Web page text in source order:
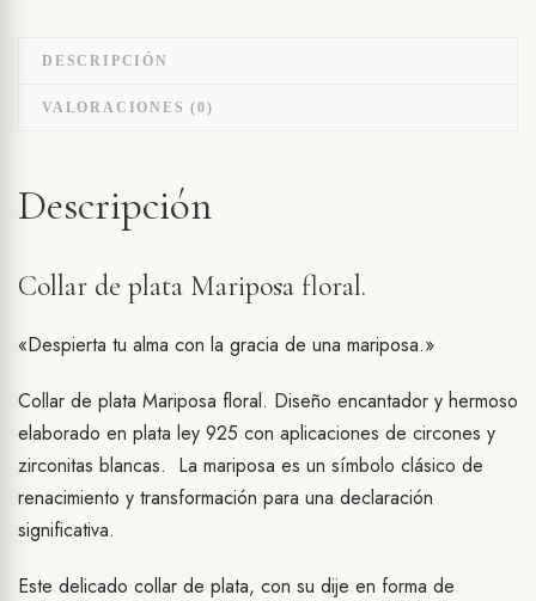
DESCRIPCIÓN
VALORACIONES (0)
Descripción
Collar de plata Mariposa floral.
«Despierta tu alma con la gracia de una mariposa.»
Collar de plata Mariposa floral. Diseño encantador y hermoso
elaborado en plata ley 925 con aplicaciones de circones y
zirconitas blancas. La mariposa es un símbolo clásico de
renacimiento y transformación para una declaración
significativa.
Este delicado collar de plata, con su dije en forma de